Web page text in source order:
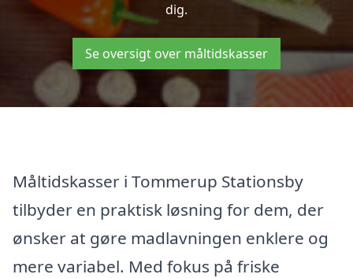
dig.
Se oversigt over måltidskasser
Måltidskasser i Tommerup Stationsby
tilbyder en praktisk løsning for dem, der
ønsker at gøre madlavningen enklere og
mere variabel. Med fokus på friske